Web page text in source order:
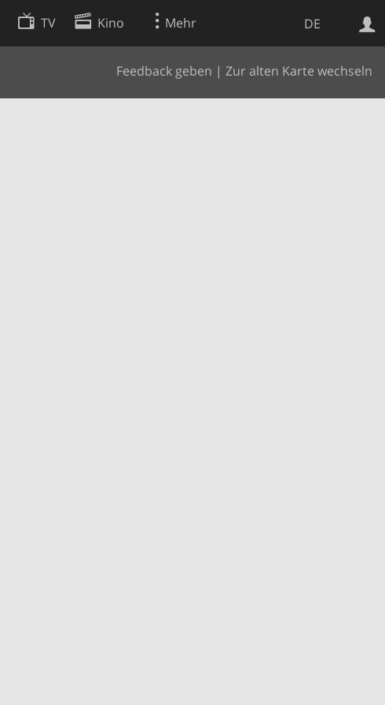
DE
TV Kino Mehr
Feedback geben | Zur alten Karte wechseln
Websuche